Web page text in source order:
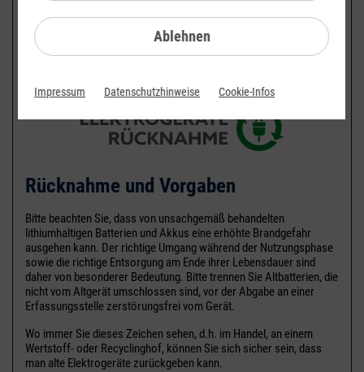
getrennt vom Hausmüll zum Zwecke der Wiederverwendung zu
entsorgen sind. Helfen Sie bitte mit und leisten Sie einen aktiven
Beitrag zum Umweltschutz, indem Sie Ihr Altgerät sowie alle
Rücknahme und Vorgaben
Bitte beachten Sie, dass von unsachgemäß behandelten
lithiumhaltigen Batterien und Akkus eine erhöhte Brandgefahr
ausgehen kann. Der richtige Umgang während der Nutzungsphase
sowie die richtige Entsorgung am Ende ihrer Lebensdauer sind
daher von besonderer Bedeutung. Bitte trennen Sie Altbatterien, die
nicht vom Altgerät umschlossen sind, vor der Abgabe an einer
Erfassungsstelle zerstörungsfrei vom Gerät.
Wo immer Sie dieses Zeichen sehen, d.h. im Handel, an einem
Wertstoff- oder Recyclinghof, können Sie sich sicher sein, dass
man alte Elektrogeräte zurückgeben kann.
Ablehnen
Impressum Datenschutzhinweise Cookie-Infos